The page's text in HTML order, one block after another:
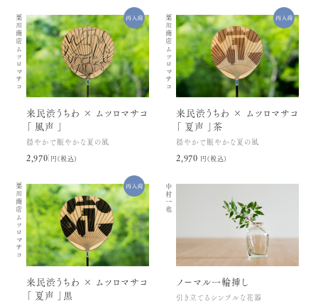
栗川商店
ムツロマサコ
来民渋うちわ × ムツロマサコ
「 風声 」
穏やかで賑やかな夏の風
2,970円(税込)
栗川商店
ムツロマサコ
来民渋うちわ × ムツロマサコ
「 夏声 」茶
穏やかで賑やかな夏の風
2,970円(税込)
栗川商店
ムツロマサコ
来民渋うちわ × ムツロマサコ
「 夏声 」黒
中村一也
ノーマル一輪挿し
引き立てるシンプルな花器